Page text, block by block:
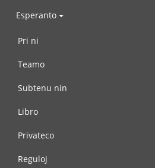
Esperanto
Pri ni
Teamo
Subtenu nin
Libro
Privateco
Reguloj